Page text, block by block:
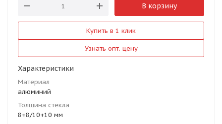
В корзину
Купить в 1 клик
Узнать опт. цену
Характеристики
Материал
алюминий
Толщина стекла
8+8/10+10 мм